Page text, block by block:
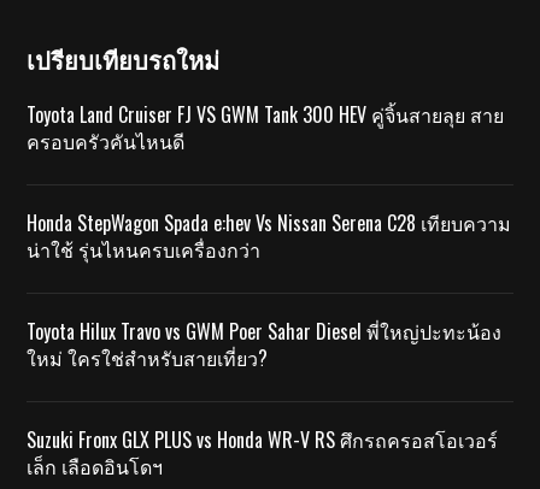
เปรียบเทียบรถใหม่
Toyota Land Cruiser FJ VS GWM Tank 300 HEV คู่จิ้นสายลุย สาย
ครอบครัวคันไหนดี
Honda StepWagon Spada e:hev Vs Nissan Serena C28 เทียบความ
น่าใช้ รุ่นไหนครบเครื่องกว่า
Toyota Hilux Travo vs GWM Poer Sahar Diesel พี่ใหญ่ปะทะน้อง
ใหม่ ใครใช่สำหรับสายเที่ยว?
Suzuki Fronx GLX PLUS vs Honda WR-V RS ศึกรถครอสโอเวอร์
เล็ก เลือดอินโดฯ